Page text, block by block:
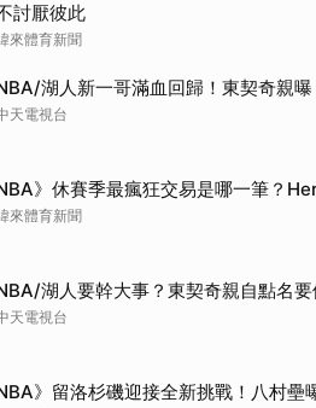
討厭彼此
來體育新聞
湖人新一哥滿血回歸！東契奇親
天電視台
》休賽季最瘋狂交易是哪一筆？
來體育新聞
湖人要幹大事？東契奇親自點名
天電視台
》留洛杉磯迎接全新挑戰！八村壘